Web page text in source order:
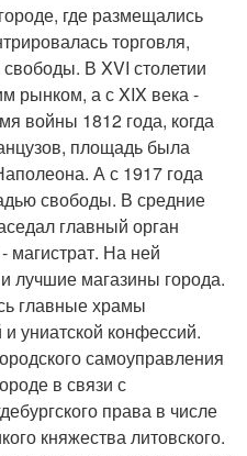
где размещались
торговля,
В XVI столетии
рынком, а с XIX века -
войны 1812 года, когда
площадь была
А с 1917 года
свободы. В средние
главный орган
магистрат. На ней
лучшие магазины города.
главные храмы
униатской конфессий.
самоуправления
в связи с
права в числе
княжества литовского.